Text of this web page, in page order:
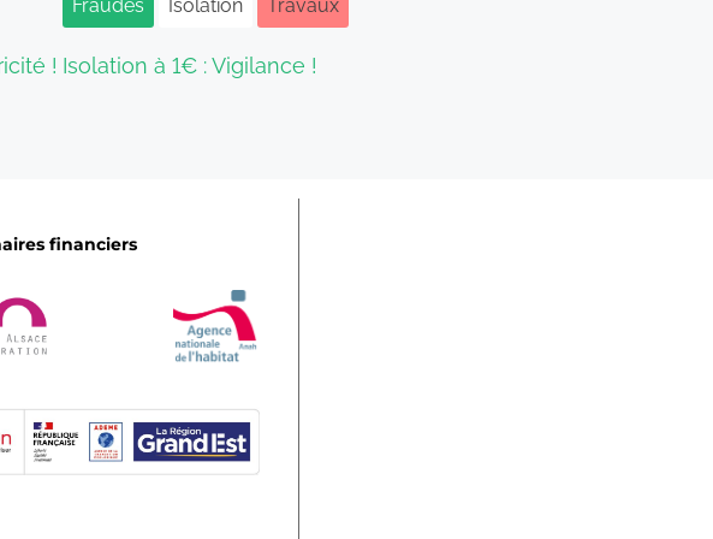
!
Fraudes Isolation Travaux
Isolation à 1€ : Vigilance !
financiers